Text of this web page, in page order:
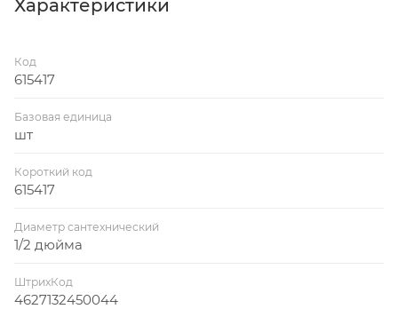
Характеристики
Код
615417
Базовая единица
шт
Короткий код
615417
Диаметр сантехнический
1/2 дюйма
ШтрихКод
4627132450044